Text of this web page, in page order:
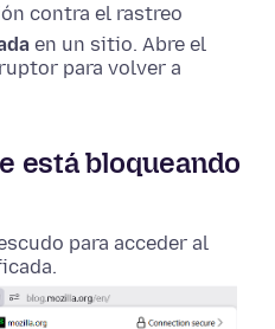
contra el rastreo
en un sitio. Abre el
para volver a
está bloqueando
para acceder al